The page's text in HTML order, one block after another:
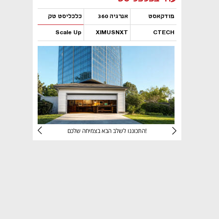
פודקאסט אנרגיה 360 כלכליסט טק
CTECH
XIMUSNXT
Scale Up
נפתח בכרטיסייה חדשה
התכוננו לשלב הבא בצמיחה שלכם!
נפתח בכרטיסייה חדשה